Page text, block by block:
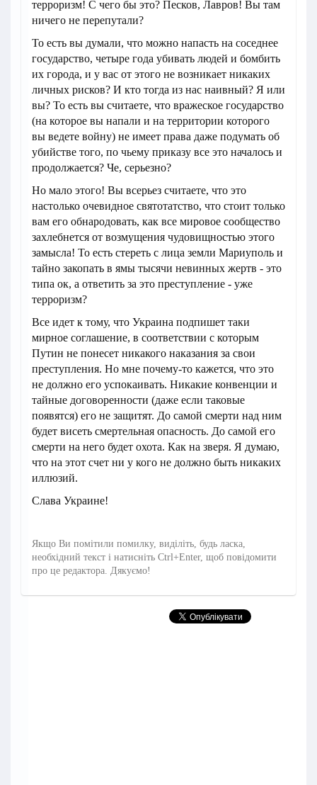
терроризм! С чего бы это? Песков, Лавров! Вы там
ничего не перепутали?
То есть вы думали, что можно напасть на соседнее
государство, четыре года убивать людей и бомбить
их города, и у вас от этого не возникает никаких
личных рисков? И кто тогда из нас наивный? Я или
вы? То есть вы считаете, что вражеское государство
(на которое вы напали и на территории которого
вы ведете войну) не имеет права даже подумать об
убийстве того, по чьему приказу все это началось и
продолжается? Че, серьезно?
Но мало этого! Вы всерьез считаете, что это
настолько очевидное святотатство, что стоит только
вам его обнародовать, как все мировое сообщество
захлебнется от возмущения чудовищностью этого
замысла! То есть стереть с лица земли Мариуполь и
тайно закопать в ямы тысячи невинных жертв - это
типа ок, а ответить за это преступление - уже
терроризм?
Все идет к тому, что Украина подпишет таки
мирное соглашение, в соответствии с которым
Путин не понесет никакого наказания за свои
преступления. Но мне почему-то кажется, что это
не должно его успокаивать. Никакие конвенции и
тайные договоренности (даже если таковые
появятся) его не защитят. До самой смерти над ним
будет висеть смертельная опасность. До самой его
смерти на него будет охота. Как на зверя. Я думаю,
что на этот счет ни у кого не должно быть никаких
иллюзий.
Слава Украине!
Якщо Ви помітили помилку, виділіть, будь ласка,
необхідний текст і натисніть Ctrl+Enter, щоб повідомити
про це редактора. Дякуємо!